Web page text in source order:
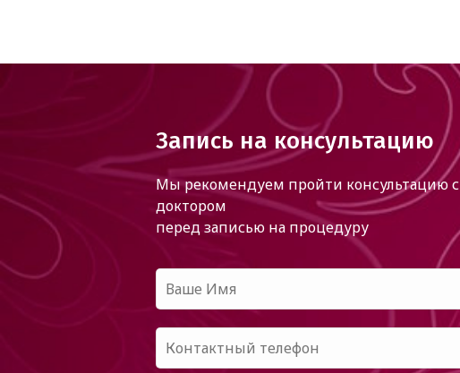
Запись на консультацию
Мы рекомендуем пройти консультацию с
доктором
перед записью на процедуру